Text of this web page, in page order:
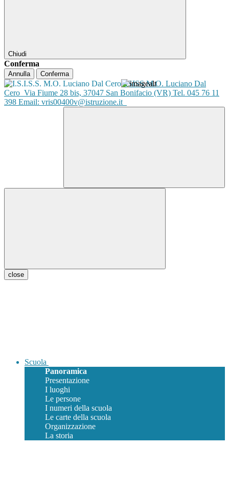
Chiudi
Conferma
Annulla Conferma
ISISS M.O. Luciano Dal
Cero Via Fiume 28 bis, 37047 San Bonifacio (VR) Tel. 045 76 11
398 Email: vris00400v@istruzione.it
close
Scuola
Panoramica
Presentazione
I luoghi
Le persone
I numeri della scuola
Le carte della scuola
Organizzazione
La storia